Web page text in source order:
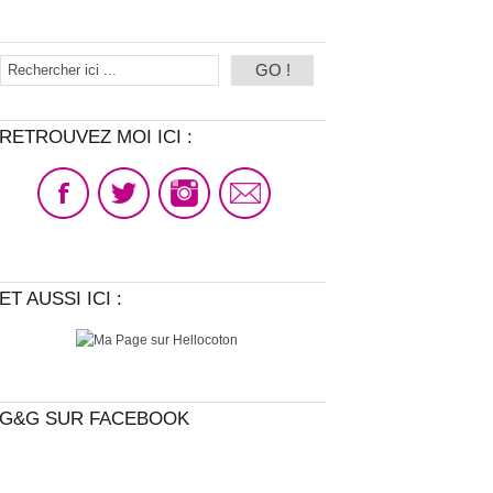
RETROUVEZ MOI ICI :
ET AUSSI ICI :
G&G SUR FACEBOOK